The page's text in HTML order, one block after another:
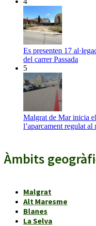
Es presenten 17
del carrer Passada
5
Malgrat de Mar inicia
l’aparcament regulat al
Àmbits
Malgrat
Alt Maresme
Blanes
La Selva